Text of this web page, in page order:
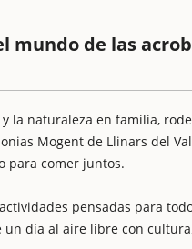
de las
la naturaleza en familia,
Mogent de Llinars del
para comer juntos.
pensadas para
día al aire libre con